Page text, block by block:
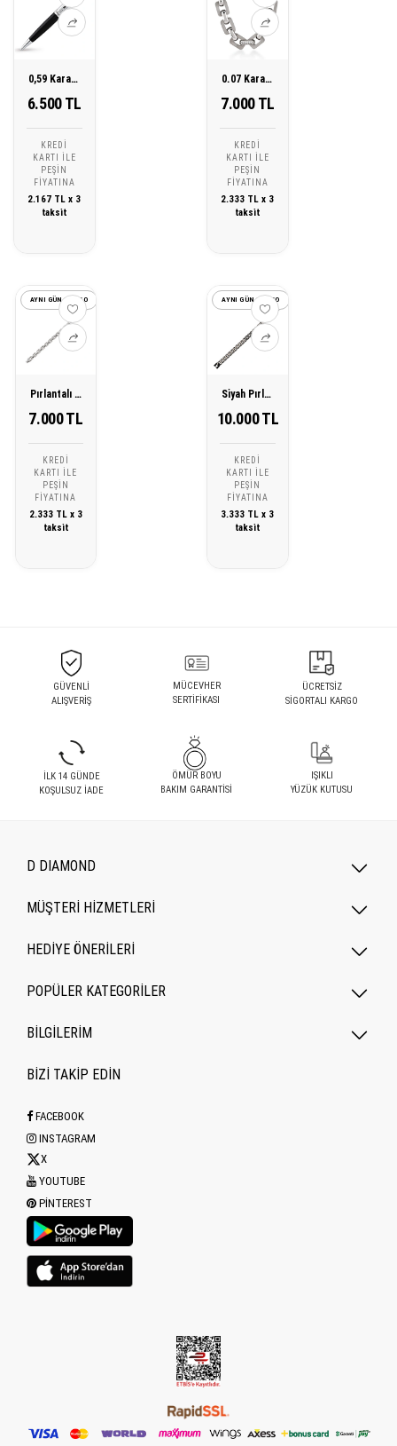
0,59 Karat Siyah Pırlantalı Kalem
6.500 TL
KREDI
KARTI ILE
PEŞIN
FIYATINA
2.167 TL x 3
taksit
0.07 Karat Pırlantalı Çelik Erkek Kolye
7.000 TL
KREDI
KARTI ILE
PEŞIN
FIYATINA
2.333 TL x 3
taksit
AYNI GÜN KARGO
Pırlantalı Çelik Erkek Bileklik
7.000 TL
KREDI
KARTI ILE
PEŞIN
FIYATINA
2.333 TL x 3
taksit
AYNI GÜN KARGO
Siyah Pırlantalı Çelik Erkek Bileklik
10.000 TL
KREDI
KARTI ILE
PEŞIN
FIYATINA
3.333 TL x 3
taksit
GÜVENLİ
ALIŞVERİŞ
MÜCEVHER
SERTİFİKASI
ÜCRETSİZ
SİGORTALI KARGO
İLK 14 GÜNDE
KOŞULSUZ İADE
ÖMÜR BOYU
BAKIM GARANTİSİ
IŞIKLI
YÜZÜK KUTUSU
D DIAMOND
MÜŞTERİ HİZMETLERİ
HEDİYE ÖNERİLERİ
POPÜLER KATEGORILER
BİLGİLERİM
BİZİ TAKİP EDİN
FACEBOOK
INSTAGRAM
X
YOUTUBE
PINTEREST